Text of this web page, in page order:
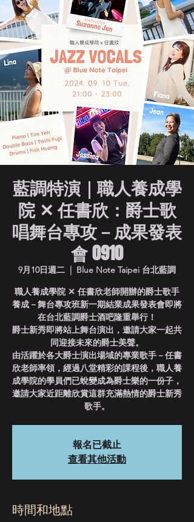
藍調特演｜職人養成學
院 ✕ 任書欣：爵士歌
唱舞台專攻－成果發表
會 0910
9月10日週二
  |
Blue Note Taipei 台北藍調
職人養成學院 ✕ 任書欣老師開辦的爵士歌手
養成－舞台專攻班新一期結業成果發表會即將
在台北藍調爵士酒吧隆重舉行！
爵士新秀即將站上舞台演出，邀請大家一起共
同迎接未來的爵士美聲。
由活躍於各大爵士演出場域的專業歌手－任書
欣老師率領，經過八堂精彩的課程後，職人養
成學院的學員們已蛻變成為爵士樂的一份子，
邀請大家近距離欣賞這群充滿熱情的爵士新秀
歌手。
報名已截止
查看其他活動
時間和地點